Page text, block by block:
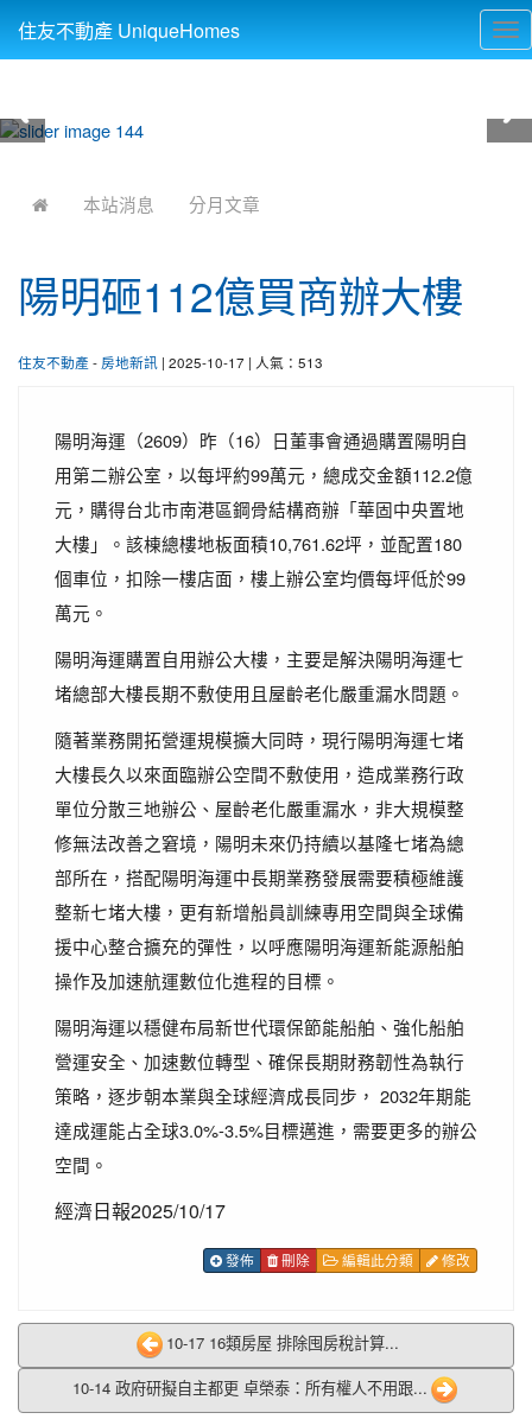
住友不動產 UniqueHomes
本站消息 分月文章
陽明砸112億買商辦大樓
住友不動產 - 房地新訊 | 2025-10-17 | 人氣：513
陽明海運（2609）昨（16）日董事會通過購置陽明自
用第二辦公室，以每坪約99萬元，總成交金額112.2億
元，購得台北市南港區鋼骨結構商辦「華固中央置地
大樓」。該棟總樓地板面積10,761.62坪，並配置180
個車位，扣除一樓店面，樓上辦公室均價每坪低於99
萬元。
陽明海運購置自用辦公大樓，主要是解決陽明海運七
堵總部大樓長期不敷使用且屋齡老化嚴重漏水問題。
隨著業務開拓營運規模擴大同時，現行陽明海運七堵
大樓長久以來面臨辦公空間不敷使用，造成業務行政
單位分散三地辦公、屋齡老化嚴重漏水，非大規模整
修無法改善之窘境，陽明未來仍持續以基隆七堵為總
部所在，搭配陽明海運中長期業務發展需要積極維護
整新七堵大樓，更有新增船員訓練專用空間與全球備
援中心整合擴充的彈性，以呼應陽明海運新能源船舶
操作及加速航運數位化進程的目標。
陽明海運以穩健布局新世代環保節能船舶、強化船舶
營運安全、加速數位轉型、確保長期財務韌性為執行
策略，逐步朝本業與全球經濟成長同步， 2032年期能
達成運能占全球3.0%-3.5%目標邁進，需要更多的辦公
空間。
經濟日報2025/10/17
發佈 刪除 編輯此分類 修改
10-17 16類房屋 排除囤房稅計算...
10-14 政府研擬自主都更 卓榮泰：所有權人不用跟...